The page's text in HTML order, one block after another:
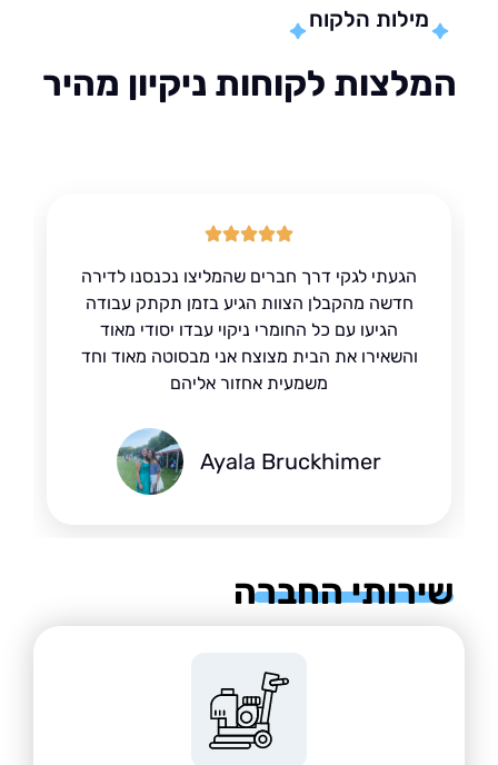
מילות הלקוח
לקוחות ניקיון מהיר
הגעתי לגקי דרך חברים שהמליצו נכנסנו לדירה
חדשה מהקבלן הצוות הגיע בזמן תקתק עבודה
הגיעו עם כל החומרי ניקוי עבדו יסודי מאוד
והשאירו את הבית מצוצח אני מבסוטה מאוד וחד
משמעית אחזור אליהם
Ayala Bruckhimer
החברה